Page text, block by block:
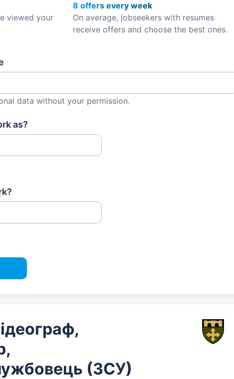
viewed your
8 offers every week
On average, jobseekers with resumes
receive offers and choose the best ones.
data without your permission.
as?
(ЗСУ)